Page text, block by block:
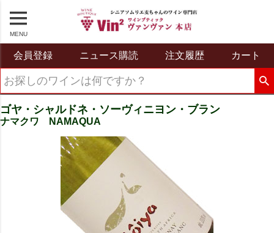
MENU
会員登録 ニュース購読 注文履歴 カート
ゴヤ・シャルドネ・ソーヴィニヨン・ブラン
ナマクワ NAMAQUA